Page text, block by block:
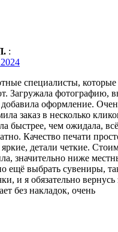
:
специалисты, которые
Загружала фотографию,
добавила оформление.
заказ в несколько
быстрее, чем ожидала,
Качество печати
яркие, детали четкие.
значительно ниже
ещё выбрать сувениры,
и я обязательно
без накладок, очень